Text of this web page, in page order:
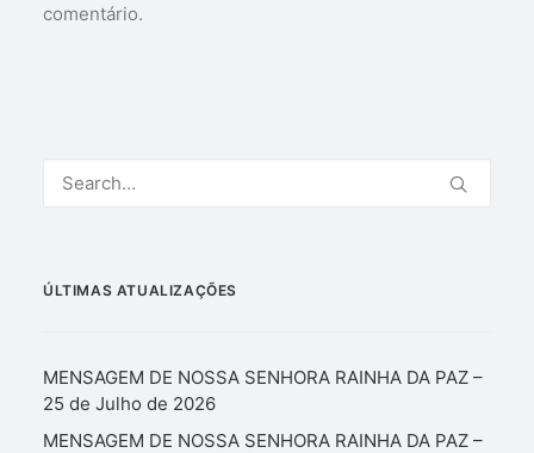
comentário.
ÚLTIMAS ATUALIZAÇÕES
MENSAGEM DE NOSSA SENHORA RAINHA DA PAZ –
25 de Julho de 2026
MENSAGEM DE NOSSA SENHORA RAINHA DA PAZ –